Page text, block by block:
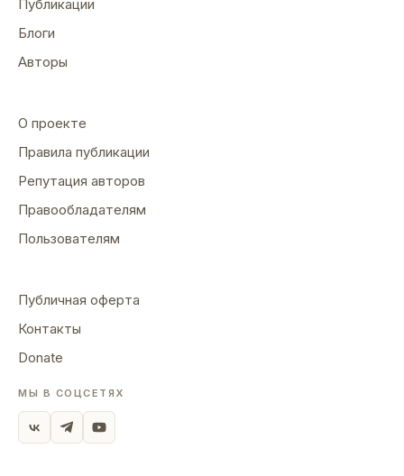
Публикации
Блоги
Авторы
О проекте
Правила публикации
Репутация авторов
Правообладателям
Пользователям
Публичная оферта
Контакты
Donate
МЫ В СОЦСЕТЯХ